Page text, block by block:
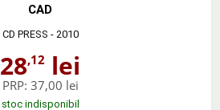
CAD
CD PRESS - 2010
28,12 lei
PRP: 37,00 lei
stoc indisponibil